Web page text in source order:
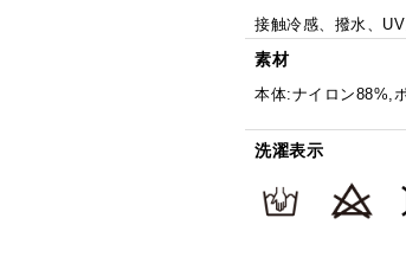
接触冷感、撥水、
素材
本体:ナイロン88%,
洗濯表示